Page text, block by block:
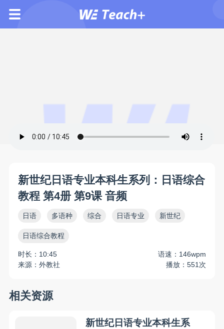
新世纪日语专业本科生系列：日语综合
教程 第4册 第9课 音频
日语 多语种 综合 日语专业 新世纪
日语综合教程
时长：10:45
语速：146wpm
来源：外教社
播放：551次
相关资源
新世纪日语专业本科生系